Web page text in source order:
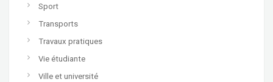
Sport
Transports
Travaux pratiques
Vie étudiante
Ville et université